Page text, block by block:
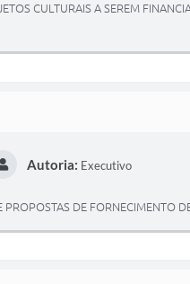
CULTURAIS A SEREM
Autoria: Executivo
DE FORNECIMENTO